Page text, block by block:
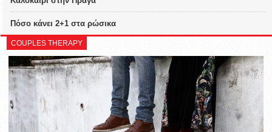
Πόσο κάνει 2+1 στα ρώσικα
COUPLES THERAPY